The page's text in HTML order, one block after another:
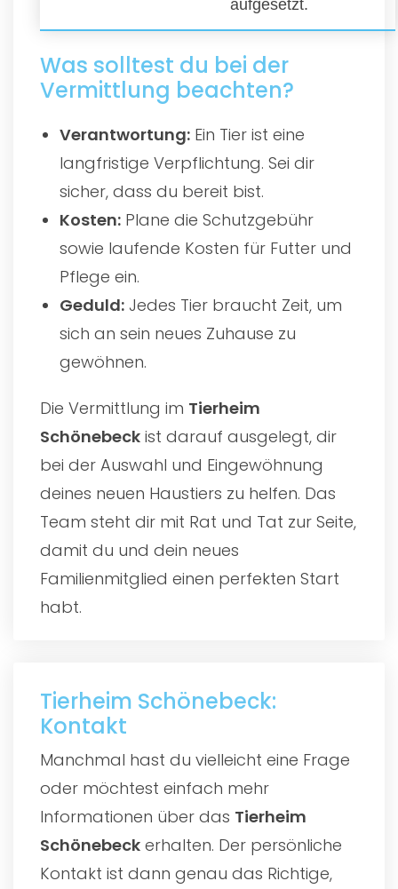
aufgesetzt.
Was solltest du bei der
Vermittlung beachten?
Verantwortung: Ein Tier ist eine
langfristige Verpflichtung. Sei dir
sicher, dass du bereit bist.
Kosten: Plane die Schutzgebühr
sowie laufende Kosten für Futter und
Pflege ein.
Geduld: Jedes Tier braucht Zeit, um
sich an sein neues Zuhause zu
gewöhnen.
Die Vermittlung im Tierheim
Schönebeck ist darauf ausgelegt, dir
bei der Auswahl und Eingewöhnung
deines neuen Haustiers zu helfen. Das
Team steht dir mit Rat und Tat zur Seite,
damit du und dein neues
Familienmitglied einen perfekten Start
habt.
Tierheim Schönebeck:
Kontakt
Manchmal hast du vielleicht eine Frage
oder möchtest einfach mehr
Informationen über das Tierheim
Schönebeck erhalten. Der persönliche
Kontakt ist dann genau das Richtige,